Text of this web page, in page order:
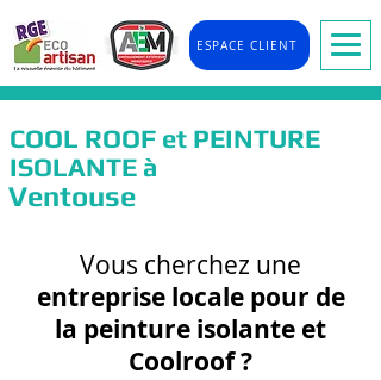
ESPACE CLIENT
COOL ROOF et PEINTURE
ISOLANTE à
Ventouse
Vous cherchez une
entreprise locale pour de
la peinture isolante et
Coolroof ?